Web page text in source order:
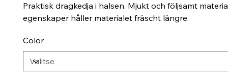
Praktisk dragkedja i halsen. Mjukt och följsamt
egenskaper håller materialet fräscht längre.
Color